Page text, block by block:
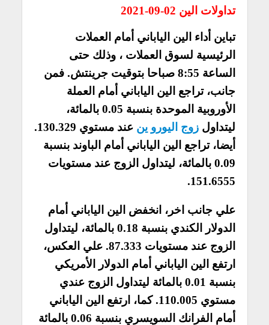
تداولات الين 02-09-2021
تباين أداء الين الياباني أمام العملات
الرئيسية لسوق العملات ، وذلك حتى
الساعة 8:55 صباحا بتوقيت جرينتش. فمن
جانب، تراجع الين الياباني أمام العملة
الأوروبية الموحدة بنسبة 0.05 بالمائة،
ليتداول زوج اليورو ين
عند مستوي 130.329.
أيضا، تراجع الين الياباني أمام الباوند بنسبة
0.09 بالمائة، ليتداول الزوج عند مستويات
151.6555.
علي جانب اخر، انخفض الين الياباني أمام
الدولار الكندي بنسبة 0.18 بالمائة، ليتداول
الزوج عند مستويات 87.333. علي العكس،
ارتفع الين الياباني أمام الدولار الأمريكي
بنسبة 0.01 بالمائة ليتداول الزوج عندي
مستوي 110.005. كما، ارتفع الين الياباني
أمام الفرانك السويسري بنسبة 0.06 بالمائة